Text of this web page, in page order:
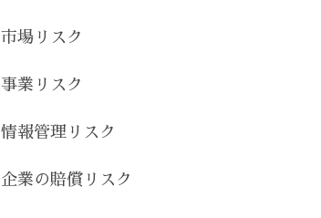
市場リスク
事業リスク
情報管理リスク
企業の賠償リスク